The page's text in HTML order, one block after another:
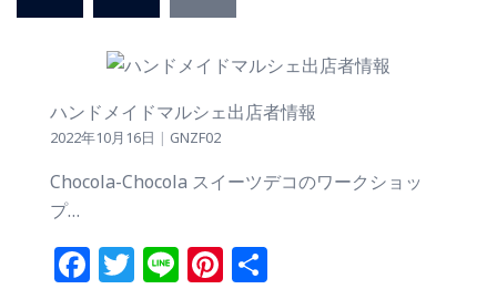
の
ハンドメイドマルシェ出店者情報
2022年10月16日 | GNZF02
Chocola-Chocola スイーツデコのワークショッ
プ…
Facebook
Twitter
LinePinterest